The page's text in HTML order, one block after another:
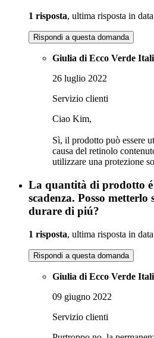
1 risposta, ultima risposta in
Rispondi a questa domanda
Giulia di Ecco Verde
26 luglio 2022
Servizio clienti
Ciao Kim,
Sì, il prodotto può essere
causa del retinolo
utilizzare una protezione
La quantità di prodotto
scadenza. Posso
durare di piú?
1 risposta, ultima risposta in
Rispondi a questa domanda
Giulia di Ecco Verde
09 giugno 2022
Servizio clienti